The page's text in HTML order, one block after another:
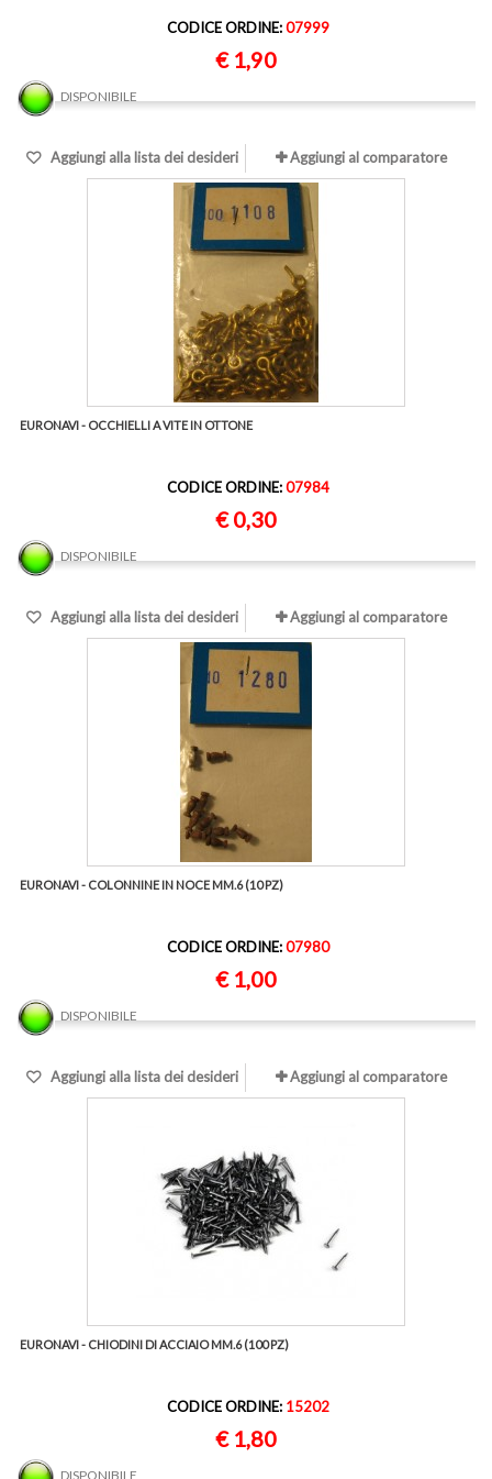
CODICE ORDINE:07999
€ 1,90
DISPONIBILE
Aggiungi alla lista dei desideri Aggiungi al comparatore
EURONAVI - OCCHIELLI A VITE IN OTTONE
CODICE ORDINE:07984
€ 0,30
DISPONIBILE
Aggiungi alla lista dei desideri Aggiungi al comparatore
EURONAVI - COLONNINE IN NOCE MM.6 (10 PZ)
CODICE ORDINE:07980
€ 1,00
DISPONIBILE
Aggiungi alla lista dei desideri Aggiungi al comparatore
EURONAVI - CHIODINI DI ACCIAIO MM.6 (100 PZ)
CODICE ORDINE: 15202
€ 1,80
DISPONIBILE